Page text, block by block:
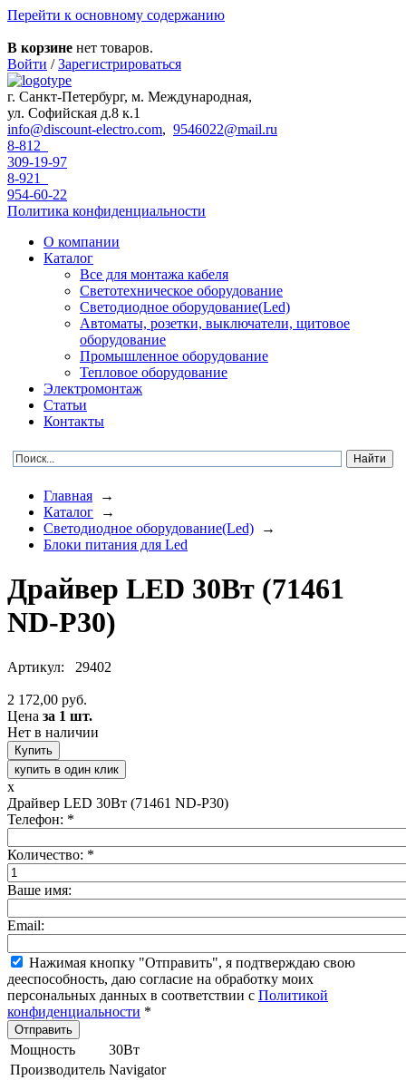
Перейти к основному содержанию
В корзине нет товаров.
Войти / Зарегистрироваться
г. Санкт-Петербург, м. Международная,
ул. Софийская д.8 к.1
info@discount-electro.com, 9546022@mail.ru
8-812
309-19-97
8-921
954-60-22
Политика конфиденциальности
О компании
Каталог
Все для монтажа кабеля
Светотехническое оборудование
Светодиодное оборудование(Led)
Автоматы, розетки, выключатели, щитовое
оборудование
Промышленное оборудование
Тепловое оборудование
Электромонтаж
Статьи
Контакты
Главная →
Каталог →
Светодиодное оборудование(Led) →
Блоки питания для Led
Драйвер LED 30Вт (71461
ND-P30)
Артикул: 29402
2 172,00 руб.
Цена за 1 шт.
Нет в наличии
купить в один клик
x
Драйвер LED 30Вт (71461 ND-P30)
Телефон: *
Количество: *
Ваше имя:
Email:
Нажимая кнопку "Отправить", я подтверждаю свою
дееспособность, даю согласие на обработку моих
персональных данных в соответствии с Политикой
конфиденциальности *
Мощность
30Вт
Производитель Navigator